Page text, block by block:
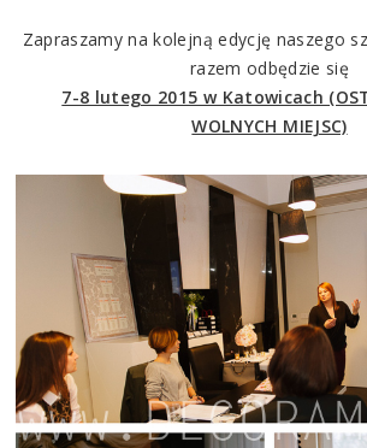
Zapraszamy na kolejną edycję naszego
razem odbędzie się
7-8 lutego 2015 w Katowicach
WOLNYCH MIEJSC)